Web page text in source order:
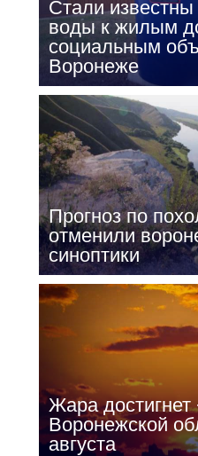
Стали
воды к жилым
социальным
Воронеже
Прогноз по
отменили
синоптики
Жара достигнет
Воронежской
августа